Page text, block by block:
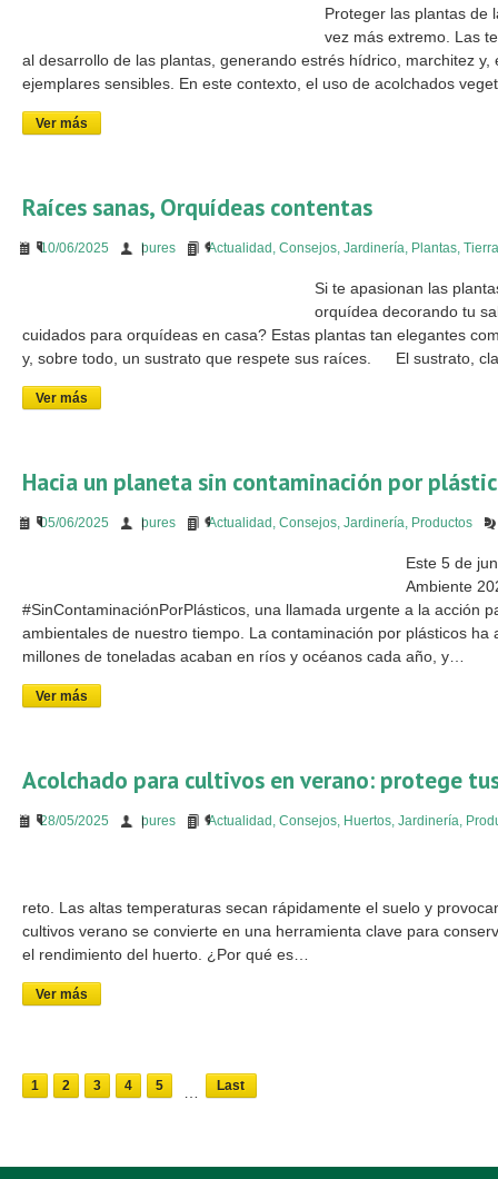
Proteger las plantas de
vez más extremo. Las
al desarrollo de las plantas, generando estrés hídrico, marchitez
ejemplares sensibles. En este contexto, el uso de acolchados
Ver más
Raíces sanas, Orquídeas contentas
10/06/2025 bures Actualidad , Consejos, Jardinería, Plantas,
Si te apasionan las
orquídea decorando tu
cuidados para orquídeas en casa? Estas plantas tan elegantes
y, sobre todo, un sustrato que respete sus raíces.
El sustrato,
Ver más
Hacia un planeta sin contaminación por
05/06/2025 bures Actualidad , Consejos, Jardinería, Productos
Este 5 de
Ambiente
#SinContaminaciónPorPlásticos, una llamada urgente a la acción
ambientales de nuestro tiempo. La contaminación por plásticos
millones de toneladas acaban en ríos y océanos cada año, y…
Ver más
Acolchado para cultivos en verano: protege
28/05/2025 bures Actualidad , Consejos, Huertos, Jardinería,
reto. Las altas temperaturas secan rápidamente el suelo y
cultivos verano se convierte en una herramienta clave para
el rendimiento del huerto. ¿Por qué es…
Ver más
1 2 3 4 5 Last